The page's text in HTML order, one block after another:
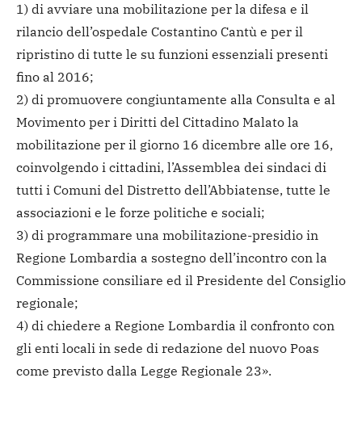
1) di avviare una mobilitazione per la difesa e il
rilancio dell’ospedale Costantino Cantù e per il
ripristino di tutte le su funzioni essenziali presenti
fino al 2016;
2) di promuovere congiuntamente alla Consulta e al
Movimento per i Diritti del Cittadino Malato la
mobilitazione per il giorno 16 dicembre alle ore 16,
coinvolgendo i cittadini, l’Assemblea dei sindaci di
tutti i Comuni del Distretto dell’Abbiatense, tutte le
associazioni e le forze politiche e sociali;
3) di programmare una mobilitazione-presidio in
Regione Lombardia a sostegno dell’incontro con la
Commissione consiliare ed il Presidente del Consiglio
regionale;
4) di chiedere a Regione Lombardia il confronto con
gli enti locali in sede di redazione del nuovo Poas
come previsto dalla Legge Regionale 23».